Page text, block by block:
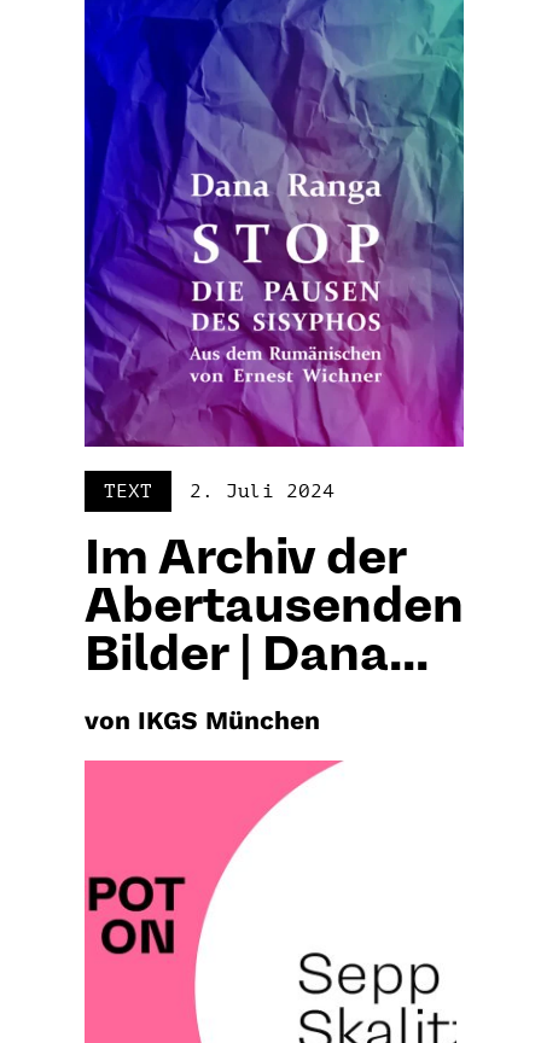
TEXT 2. Juli 2024
Im Archiv der
Abertausenden
Bilder | Dana...
von IKGS München